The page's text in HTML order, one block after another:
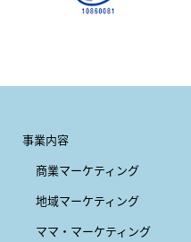
事業内容
商業マーケティング
地域マーケティング
ママ・マーケティング